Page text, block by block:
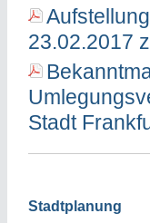
23.02.2017
Stadt
Stadtplanung